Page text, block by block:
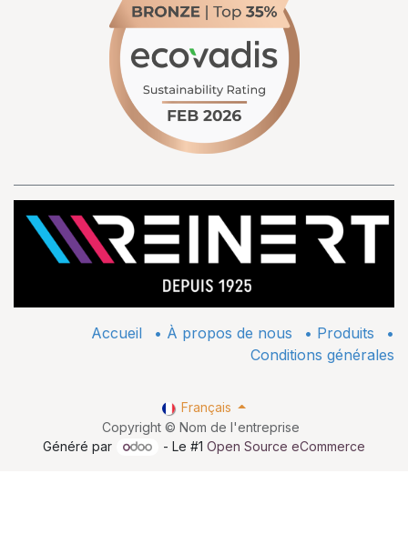
Accueil • À propos de nous • ​Produits
•
Conditions générales
Copyright © Nom de l'entreprise
Français
Généré par - Le #1Open Source eCommerce